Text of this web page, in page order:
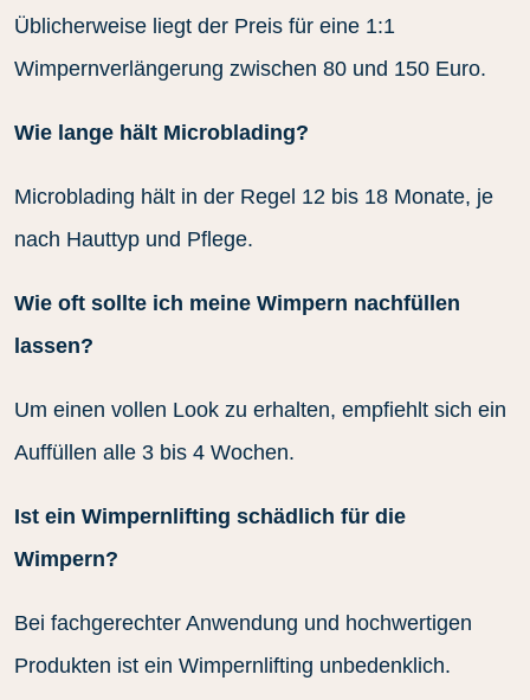
Üblicherweise liegt der Preis für eine 1:1
Wimpernverlängerung zwischen 80 und 150 Euro.
Wie lange hält Microblading?
Microblading hält in der Regel 12 bis 18 Monate, je
nach Hauttyp und Pflege.
Wie oft sollte ich meine Wimpern nachfüllen
lassen?
Um einen vollen Look zu erhalten, empfiehlt sich ein
Auffüllen alle 3 bis 4 Wochen.
Ist ein Wimpernlifting schädlich für die
Wimpern?
Bei fachgerechter Anwendung und hochwertigen
Produkten ist ein Wimpernlifting unbedenklich.